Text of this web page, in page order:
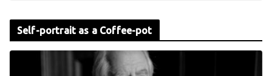
Self-portrait as a Coffee-pot